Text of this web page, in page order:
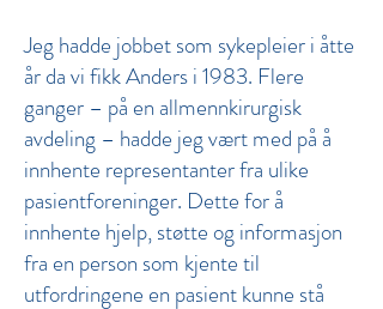
Jeg hadde jobbet som sykepleier i åtte
år da vi fikk Anders i 1983. Flere
ganger – på en allmennkirurgisk
avdeling – hadde jeg vært med på å
innhente representanter fra ulike
pasientforeninger. Dette for å
innhente hjelp, støtte og informasjon
fra en person som kjente til
utfordringene en pasient kunne stå